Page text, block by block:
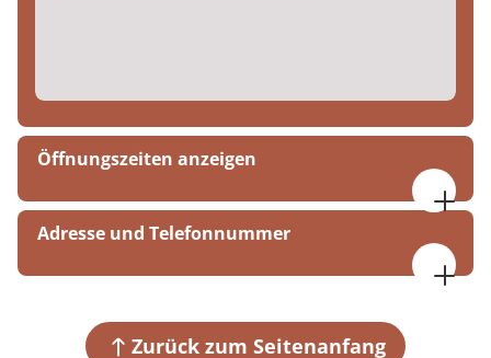
Öffnungszeiten anzeigen
Montag bis Freitag
07:00 bis 17:00 Uhr
Montag bis Freitag
Wochenende
Adresse und Telefonnummer
47226 DuisburgZurück zum Seitenanfang